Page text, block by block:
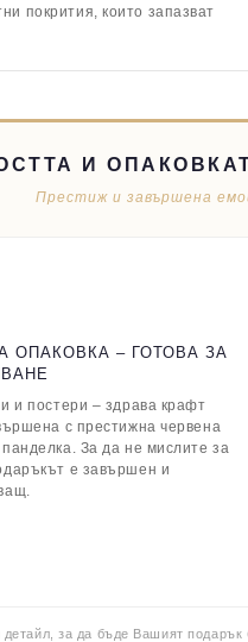
покрития, които запазват
И
Престиж и завършена
ОПАКОВКА – ГОТОВА ЗА
и постери – здрава крафт
с престижна червена
За да не мислите за
е завършен и
за да бъде Вашият